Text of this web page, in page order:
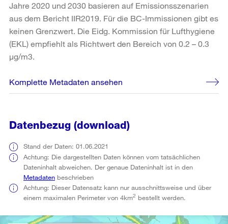
Jahre 2020 und 2030 basieren auf Emissionsszenarien
aus dem Bericht IIR2019. Für die BC-Immissionen gibt es
keinen Grenzwert. Die Eidg. Kommission für Lufthygiene
(EKL) empfiehlt als Richtwert den Bereich von 0.2 – 0.3
µg/m3.
Komplette Metadaten ansehen
Datenbezug (download)
Stand der Daten: 01.06.2021
Achtung: Die dargestellten Daten können vom tatsächlichen
Dateninhalt abweichen. Der genaue Dateninhalt ist in den
Metadaten beschrieben
Achtung: Dieser Datensatz kann nur ausschnittsweise und über
einem maximalen Perimeter von 4km2 bestellt werden.